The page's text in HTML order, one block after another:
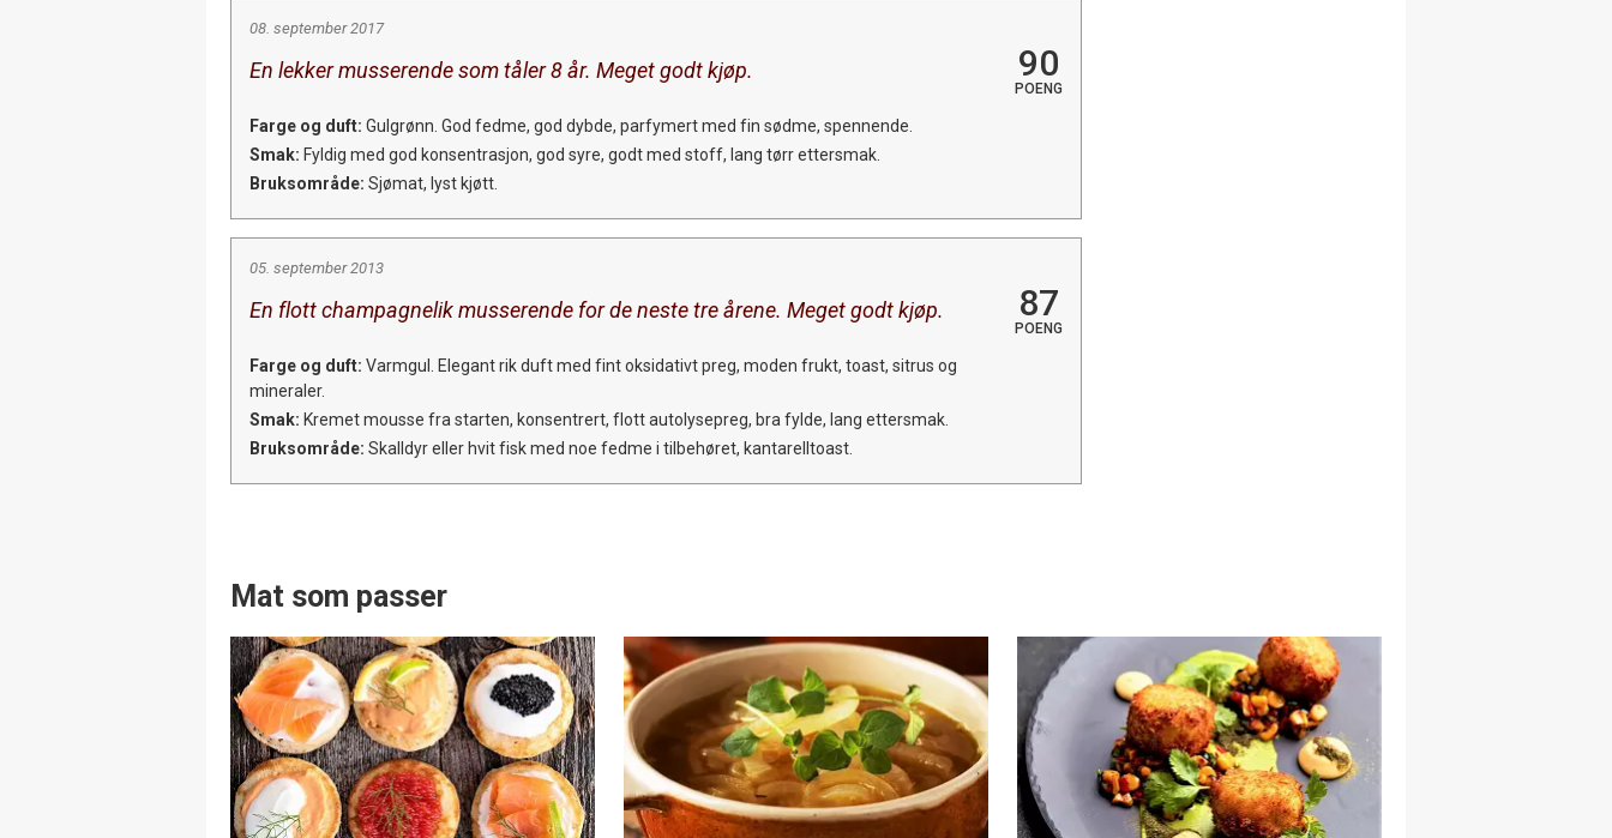
08. september 2017
En lekker musserende som tåler 8 år. Meget godt kjøp. 90
POENG
Farge og duft: Gulgrønn. God fedme, god dybde, parfymert med fin sødme, spennende.
Smak: Fyldig med god konsentrasjon, god syre, godt med stoff, lang tørr ettersmak.
Bruksområde: Sjømat, lyst kjøtt.
05. september 2013
En flott champagnelik musserende for de neste tre årene. Meget godt kjøp. 87
POENG
Farge og duft: Varmgul. Elegant rik duft med fint oksidativt preg, moden frukt, toast, sitrus og
mineraler.
Smak: Kremet mousse fra starten, konsentrert, flott autolysepreg, bra fylde, lang ettersmak.
Bruksområde: Skalldyr eller hvit fisk med noe fedme i tilbehøret, kantarelltoast.
Mat som passer